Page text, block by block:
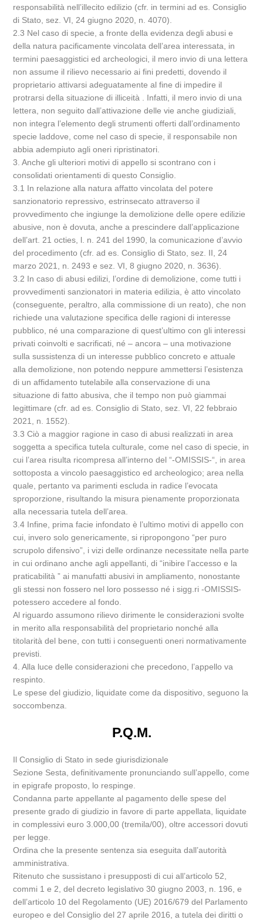
responsabilità nell’illecito edilizio (cfr. in termini ad es. Consiglio
di Stato, sez. VI, 24 giugno 2020, n. 4070).
2.3 Nel caso di specie, a fronte della evidenza degli abusi e
della natura pacificamente vincolata dell’area interessata, in
termini paesaggistici ed archeologici, il mero invio di una lettera
non assume il rilievo necessario ai fini predetti, dovendo il
proprietario attivarsi adeguatamente al fine di impedire il
protrarsi della situazione di illiceità . Infatti, il mero invio di una
lettera, non seguito dall’attivazione delle vie anche giudiziali,
non integra l’elemento degli strumenti offerti dall’ordinamento
specie laddove, come nel caso di specie, il responsabile non
abbia adempiuto agli oneri ripristinatori.
3. Anche gli ulteriori motivi di appello si scontrano con i
consolidati orientamenti di questo Consiglio.
3.1 In relazione alla natura affatto vincolata del potere
sanzionatorio repressivo, estrinsecato attraverso il
provvedimento che ingiunge la demolizione delle opere edilizie
abusive, non è dovuta, anche a prescindere dall’applicazione
dell’art. 21 octies, l. n. 241 del 1990, la comunicazione d’avvio
del procedimento (cfr. ad es. Consiglio di Stato, sez. II, 24
marzo 2021, n. 2493 e sez. VI, 8 giugno 2020, n. 3636).
3.2 In caso di abusi edilizi, l’ordine di demolizione, come tutti i
provvedimenti sanzionatori in materia edilizia, è atto vincolato
(conseguente, peraltro, alla commissione di un reato), che non
richiede una valutazione specifica delle ragioni di interesse
pubblico, né una comparazione di quest’ultimo con gli interessi
privati coinvolti e sacrificati, né – ancora – una motivazione
sulla sussistenza di un interesse pubblico concreto e attuale
alla demolizione, non potendo neppure ammettersi l’esistenza
di un affidamento tutelabile alla conservazione di una
situazione di fatto abusiva, che il tempo non può giammai
legittimare (cfr. ad es. Consiglio di Stato, sez. VI, 22 febbraio
2021, n. 1552).
3.3 Ciò a maggior ragione in caso di abusi realizzati in area
soggetta a specifica tutela culturale, come nel caso di specie, in
cui l’area risulta ricompresa all’interno del “-OMISSIS-“, in area
sottoposta a vincolo paesaggistico ed archeologico; area nella
quale, pertanto va parimenti escluda in radice l’evocata
sproporzione, risultando la misura pienamente proporzionata
alla necessaria tutela dell’area.
3.4 Infine, prima facie infondato è l’ultimo motivi di appello con
cui, invero solo genericamente, si ripropongono “per puro
scrupolo difensivo”, i vizi delle ordinanze necessitate nella parte
in cui ordinano anche agli appellanti, di “inibire l’accesso e la
praticabilità ” ai manufatti abusivi in ampliamento, nonostante
gli stessi non fossero nel loro possesso né i sigg.ri -OMISSIS-
potessero accedere al fondo.
Al riguardo assumono rilievo dirimente le considerazioni svolte
in merito alla responsabilità del proprietario nonché alla
titolarità del bene, con tutti i conseguenti oneri normativamente
previsti.
4. Alla luce delle considerazioni che precedono, l’appello va
respinto.
Le spese del giudizio, liquidate come da dispositivo, seguono la
soccombenza.
P.Q.M.
Il Consiglio di Stato in sede giurisdizionale
Sezione Sesta, definitivamente pronunciando sull’appello, come
in epigrafe proposto, lo respinge.
Condanna parte appellante al pagamento delle spese del
presente grado di giudizio in favore di parte appellata, liquidate
in complessivi euro 3.000,00 (tremila/00), oltre accessori dovuti
per legge.
Ordina che la presente sentenza sia eseguita dall’autorità
amministrativa.
Ritenuto che sussistano i presupposti di cui all’articolo 52,
commi 1 e 2, del decreto legislativo 30 giugno 2003, n. 196, e
dell’articolo 10 del Regolamento (UE) 2016/679 del Parlamento
europeo e del Consiglio del 27 aprile 2016, a tutela dei diritti o